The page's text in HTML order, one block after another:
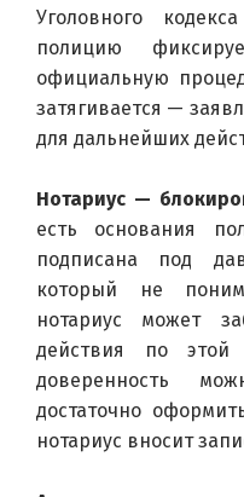
Уголовного
полицию
официальную
затягивается —
для дальнейших
Нотариус —
есть основания
подписана под
который не
нотариус может
действия по этой
доверенность
достаточно
нотариус вносит